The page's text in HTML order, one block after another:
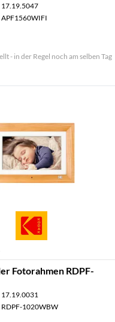
17.19.5047
APF1560WIFI
- in der Regel noch am selben Tag
Fotorahmen RDPF-
17.19.0031
RDPF-1020WBW